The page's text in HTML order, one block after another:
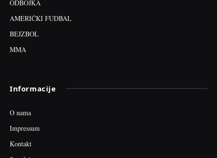
ODBOJKA
AMERIČKI FUDBAL
BEJZBOL
MMA
Informacije
O nama
Impressum
Kontakt